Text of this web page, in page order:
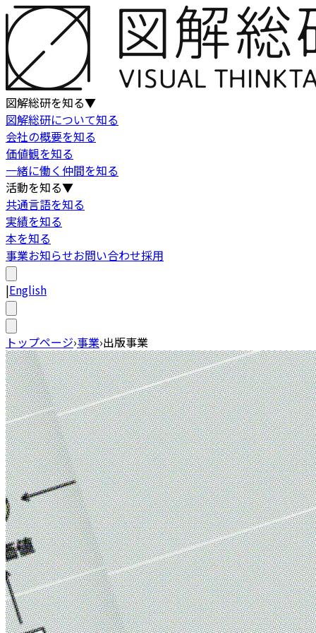
図解総研を知る▼
図解総研について知る
会社の概要を知る
価値観を知る
一緒に働く仲間を知る
活動を知る▼
共通言語を知る
実績を知る
本を知る
事業お知らせお問い合わせ採用
|English
トップページ›事業›出版事業